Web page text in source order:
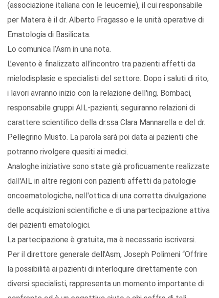
(associazione italiana con le leucemie), il cui responsabile
per Matera è il dr. Alberto Fragasso e le unità operative di
Ematologia di Basilicata.
Lo comunica l’Asm in una nota.
L’evento è finalizzato all’incontro tra pazienti affetti da
mielodisplasie e specialisti del settore. Dopo i saluti di rito,
i lavori avranno inizio con la relazione dell'ing. Bombaci,
responsabile gruppi AIL-pazienti; seguiranno relazioni di
carattere scientifico della dr.ssa Clara Mannarella e del dr.
Pellegrino Musto. La parola sarà poi data ai pazienti che
potranno rivolgere quesiti ai medici.
Analoghe iniziative sono state già proficuamente realizzate
dall'AIL in altre regioni con pazienti affetti da patologie
oncoematologiche, nell'ottica di una corretta divulgazione
delle acquisizioni scientifiche e di una partecipazione attiva
dei pazienti ematologici.
La partecipazione è gratuita, ma è necessario iscriversi.
Per il direttore generale dell’Asm, Joseph Polimeni “Offrire
la possibilità ai pazienti di interloquire direttamente con
diversi specialisti, rappresenta un momento importante di